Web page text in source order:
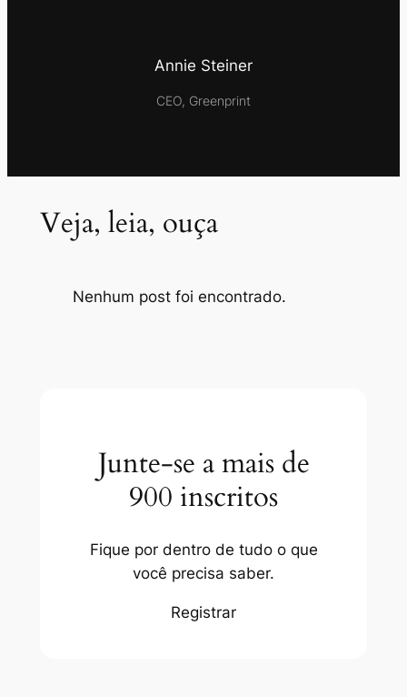
Annie Steiner
CEO, Greenprint
Veja, leia, ouça
Nenhum post foi encontrado.
Junte-se a mais de
900 inscritos
Fique por dentro de tudo o que
você precisa saber.
Registrar